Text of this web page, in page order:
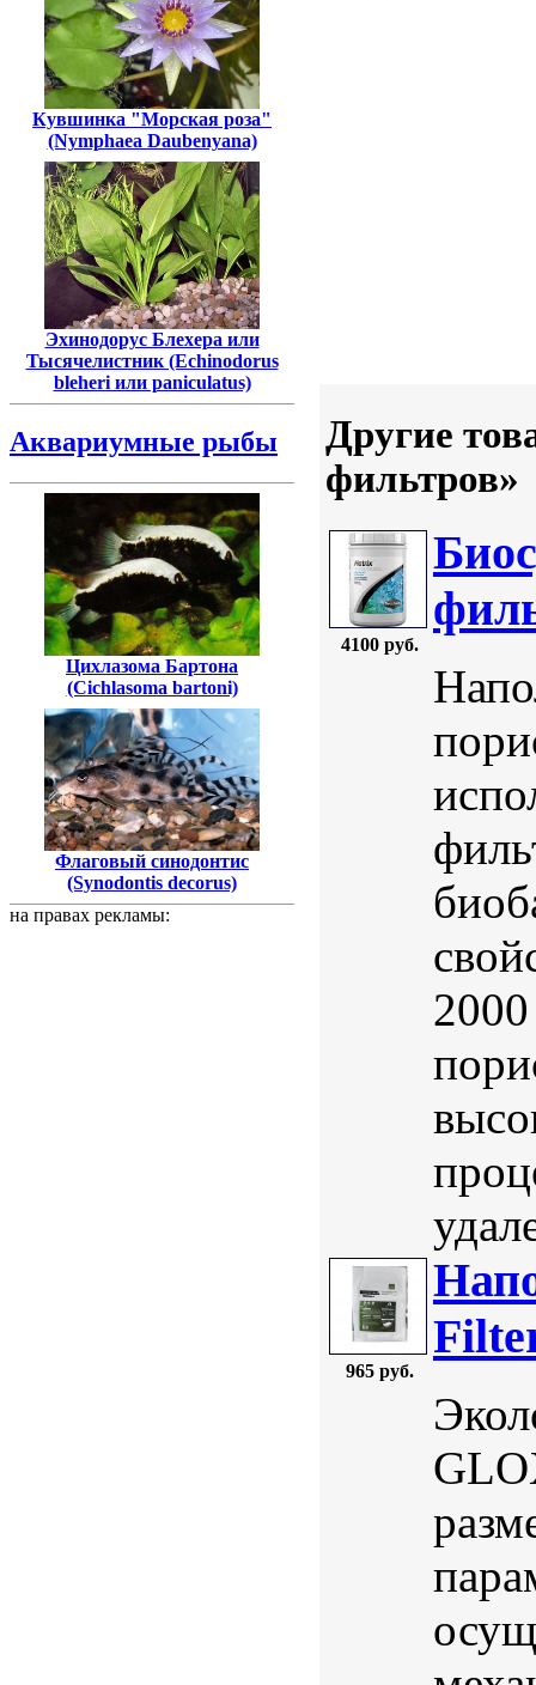
Кувшинка "Морская роза"
(Nymphaea Daubenyana)
Эхинодорус Блехера или
Тысячелистник (Echinodorus
bleheri или paniculatus)
Аквариумные рыбы
Цихлазома Бартона
(Cichlasoma bartoni)
Флаговый синодонтис
(Synodontis decorus)
на правах рекламы:
Другие
фильтров»
4100 руб.
965 руб.